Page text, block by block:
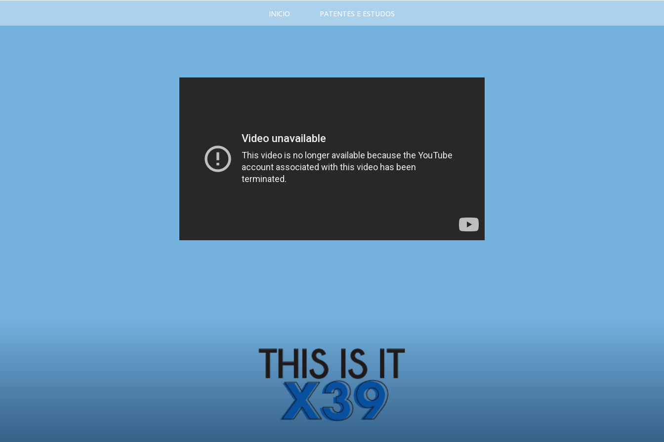
INICIO PATENTES E ESTUDOS